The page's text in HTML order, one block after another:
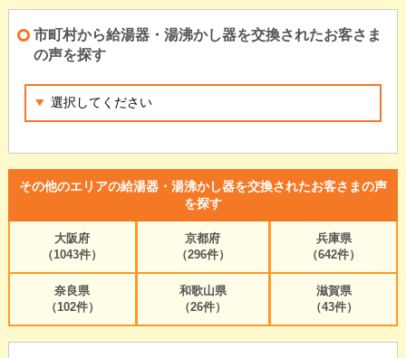
市町村から給湯器・湯沸かし器を交換されたお客さま
の声を探す
その他のエリアの給湯器・湯沸かし器を交換されたお客さまの声
を探す
大阪府
（1043件）
京都府
（296件）
兵庫県
（642件）
奈良県
（102件）
和歌山県
（26件）
滋賀県
（43件）